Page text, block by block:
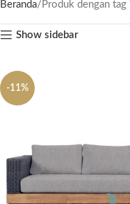
Beranda Produk dengan tag
Show sidebar
-11%